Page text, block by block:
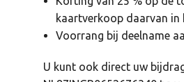
kaartverkoop daarvan in
Voorrang bij deelname
U kunt ook direct uw